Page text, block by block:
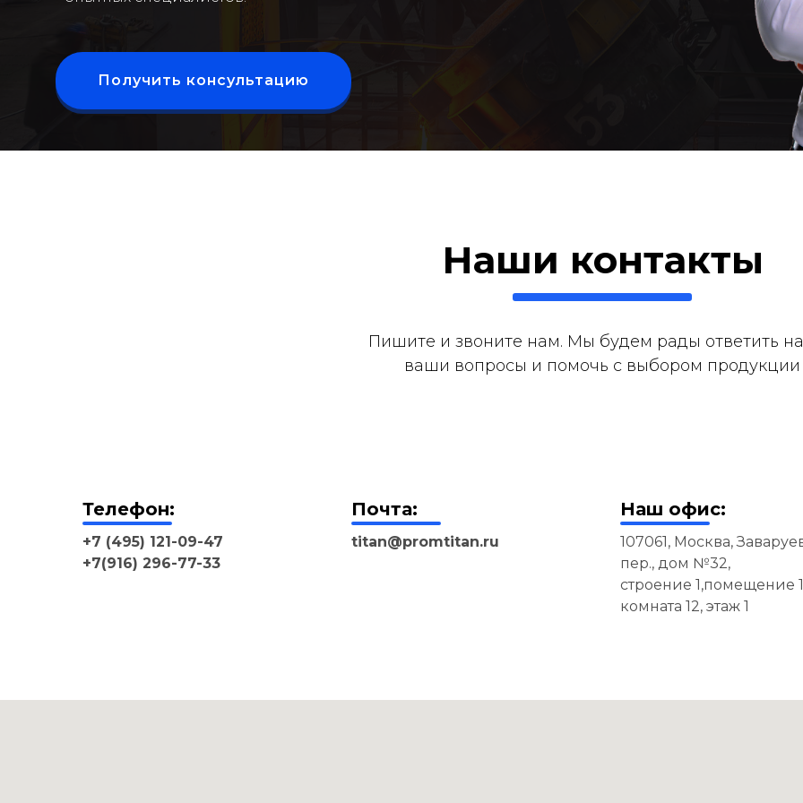
Получить консультацию
+7 (495) 121-09-47
+7(916) 296-77-33
Телефон: Почта:
titan@promtitan.ru
Наш офис:
107061, Москва,
пер., дом №32,
строение 1,помещение
комната 12, этаж 1
Наши контакты
Пишите и звоните нам. Мы будем рады ответить
ваши вопросы и помочь с выбором продукции